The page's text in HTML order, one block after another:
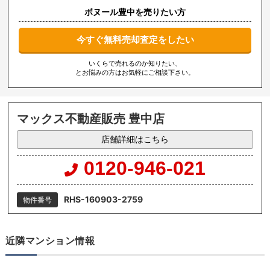
ボヌール豊中を売りたい方
今すぐ無料売却査定をしたい
いくらで売れるのか知りたい、
とお悩みの方はお気軽にご相談下さい。
マックス不動産販売 豊中店
店舗詳細はこちら
0120-946-021
物件番号 RHS-160903-2759
近隣マンション情報